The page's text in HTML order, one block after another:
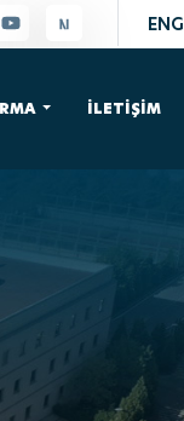
İLETİŞİM
ENG